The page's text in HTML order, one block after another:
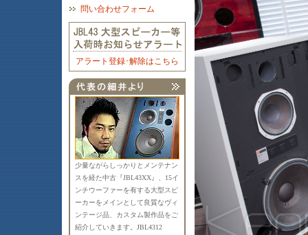
問い合わせフォーム
アラート登録･解除はこちら
少量ながらしっかりとメンテナン
スを経た中古『JBL43XX』、15イ
ンチウーファーを有する大型スピ
ーカーをメインとして良質なヴィ
ンテージ品、カスタム製作品をご
紹介していきます。JBL4312